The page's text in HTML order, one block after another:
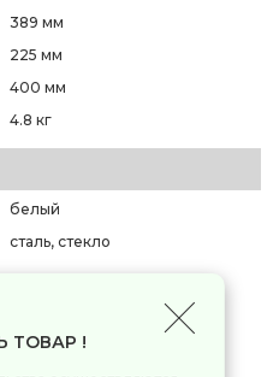
389 мм
225 мм
400 мм
4.8 кг
белый
сталь, стекло
ТОВАР !